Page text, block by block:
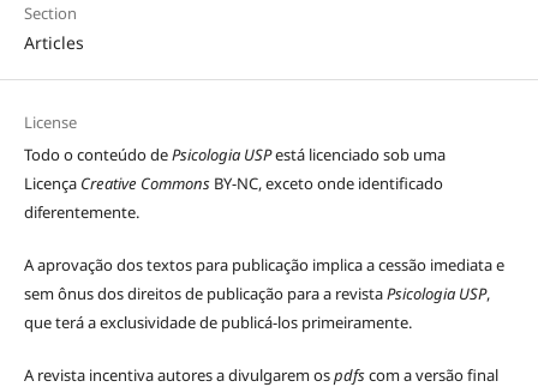
Section
Articles
License
Todo o conteúdo dePsicologia USPestá licenciado sob uma
Licença Creative CommonsBY-NC, exceto onde identificado
diferentemente.
A aprovação dos textos para publicação implica a cessão imediata e
sem ônus dos direitos de publicação para a revistaPsicologia USP,
que terá a exclusividade de publicá-los primeiramente.
A revista incentiva autores a divulgarem ospdfscom a versão final